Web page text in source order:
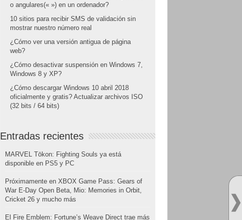
o angulares(« ») en un ordenador?
10 sitios para recibir SMS de validación sin
mostrar nuestro número real
¿Cómo ver una versión antigua de página
web?
¿Cómo desactivar suspensión en Windows 7,
Windows 8 y XP?
¿Cómo descargar Windows 10 abril 2018
oficialmente y gratis? Actualizar archivos ISO
(32 bits / 64 bits)
Entradas recientes
MARVEL Tōkon: Fighting Souls ya está
disponible en PS5 y PC
Próximamente en XBOX Game Pass: Gears of
War E-Day Open Beta, Mio: Memories in Orbit,
Cricket 26 y mucho más
El Fire Emblem: Fortune’s Weave Direct trae más